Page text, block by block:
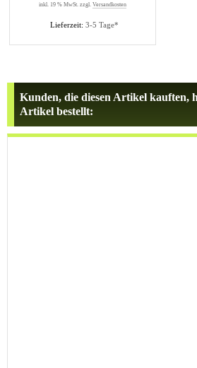
Lieferzeit: 3-5 Tage*
inkl. 19 % MwSt. zzgl. Versandkosten
Kunden, die diesen Artikel kauften,
Artikel bestellt: